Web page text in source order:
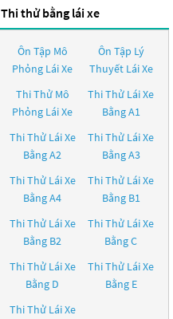
Thi thử bằng lái xe
Ôn Tập Mô
Phỏng Lái Xe
Ôn Tập Lý
Thuyết Lái Xe
Thi Thử Mô
Phỏng Lái Xe
Thi Thử Lái Xe
Bằng A1
Thi Thử Lái Xe
Bằng A2
Thi Thử Lái Xe
Bằng A3
Thi Thử Lái Xe
Bằng A4
Thi Thử Lái Xe
Bằng B1
Thi Thử Lái Xe
Bằng B2
Thi Thử Lái Xe
Bằng C
Thi Thử Lái Xe
Bằng D
Thi Thử Lái Xe
Bằng E
Thi Thử Lái Xe